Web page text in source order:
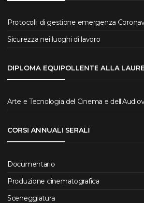
Protocolli di gestione emergenza
Sicurezza nei luoghi di lavoro
DIPLOMA EQUIPOLLENTE ALLA
Arte e Tecnologia del Cinema e
CORSI ANNUALI SERALI
Documentario
Produzione cinematografica
Sceneggiatura